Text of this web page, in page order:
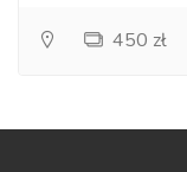
450 zł